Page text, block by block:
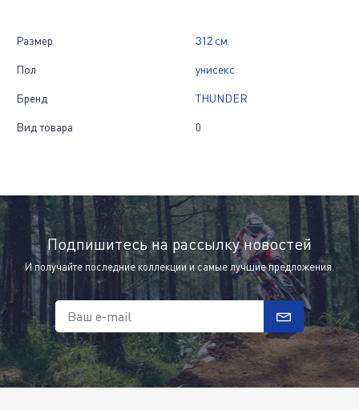
Размер 312 см.
Пол унисекс
Бренд THUNDER
Вид товара 0
Подпишитесь на рассылку новостей
И получайте последние коллекции и самые лучшие предложения.
Ваш e-mail